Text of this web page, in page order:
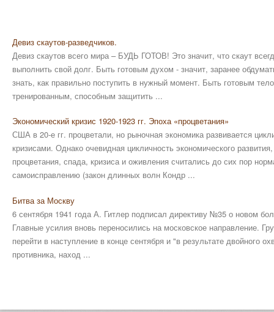
Девиз скаутов-разведчиков.
Девиз скаутов всего мира – БУДЬ ГОТОВ! Это значит, что скаут
выполнить свой долг. Быть готовым духом - значит, заранее
знать, как правильно поступить в нужный момент. Быть готовым
тренированным, способным защитить ...
Экономический кризис 1920-1923 гг. Эпоха «процветания»
США в 20-е гг. процветали, но рыночная экономика развивается
кризисами. Однако очевидная цикличность экономического
процветания, спада, кризиса и оживления считались до сих пор
самоисправлению (закон длинных волн Кондр ...
Битва за Москву
6 сентября 1941 года А. Гитлер подписал директиву №35 о новом
Главные усилия вновь переносились на московское направление.
перейти в наступление в конце сентября и "в результате двойного
противника, наход ...